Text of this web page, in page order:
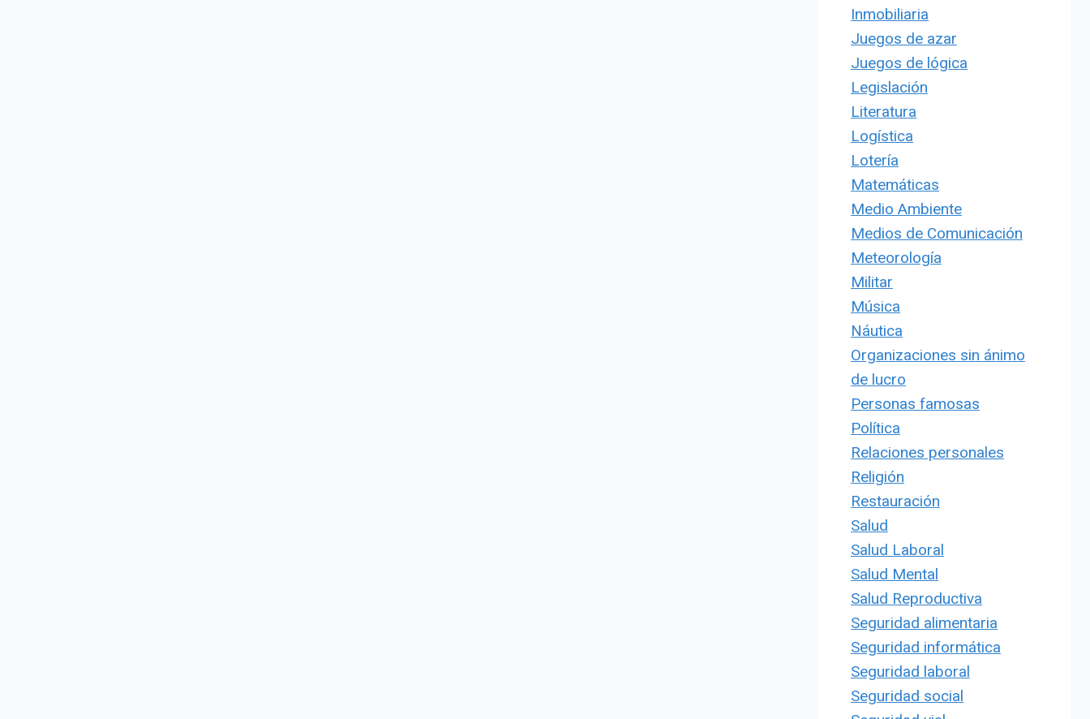
Inmobiliaria
Juegos de azar
Juegos de lógica
Legislación
Literatura
Logística
Lotería
Matemáticas
Medio Ambiente
Medios de Comunicación
Meteorología
Militar
Música
Náutica
Organizaciones sin ánimo
de lucro
Personas famosas
Política
Relaciones personales
Religión
Restauración
Salud
Salud Laboral
Salud Mental
Salud Reproductiva
Seguridad alimentaria
Seguridad informática
Seguridad laboral
Seguridad social